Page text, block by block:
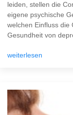
leiden, stellen die
eigene psychische
welchen Einfluss die
Gesundheit von
weiterlesen